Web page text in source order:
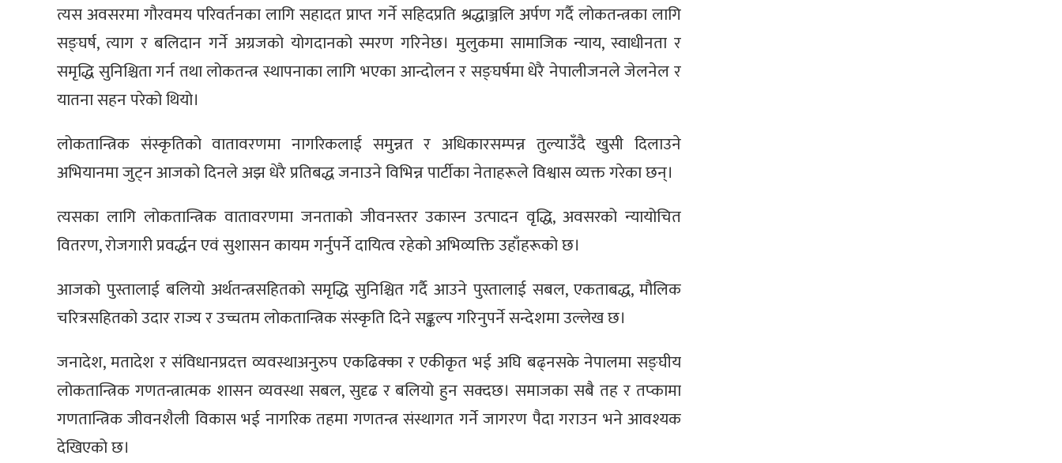
त्यस अवसरमा गौरवमय परिवर्तनका लागि सहादत प्राप्त गर्ने सहिदप्रति श्रद्धाञ्जलि अर्पण गर्दै लोकतन्त्रका लागि
सङ्घर्ष, त्याग र बलिदान गर्ने अग्रजको योगदानको स्मरण गरिनेछ। मुलुकमा सामाजिक न्याय, स्वाधीनता र
समृद्धि सुनिश्चिता गर्न तथा लोकतन्त्र स्थापनाका लागि भएका आन्दोलन र सङ्घर्षमा धेरै नेपालीजनले जेलनेल र
यातना सहन परेको थियो।
लोकतान्त्रिक संस्कृतिको वातावरणमा नागरिकलाई समुन्नत र अधिकारसम्पन्न तुल्याउँदै खुसी दिलाउने
अभियानमा जुट्न आजको दिनले अझ धेरै प्रतिबद्ध जनाउने विभिन्न पार्टीका नेताहरूले विश्वास व्यक्त गरेका छन्।
त्यसका लागि लोकतान्त्रिक वातावरणमा जनताको जीवनस्तर उकास्न उत्पादन वृद्धि, अवसरको न्यायोचित
वितरण, रोजगारी प्रवर्द्धन एवं सुशासन कायम गर्नुपर्ने दायित्व रहेको अभिव्यक्ति उहाँहरूको छ।
आजको पुस्तालाई बलियो अर्थतन्त्रसहितको समृद्धि सुनिश्चित गर्दै आउने पुस्तालाई सबल, एकताबद्ध, मौलिक
चरित्रसहितको उदार राज्य र उच्चतम लोकतान्त्रिक संस्कृति दिने सङ्कल्प गरिनुपर्ने सन्देशमा उल्लेख छ।
जनादेश, मतादेश र संविधानप्रदत्त व्यवस्थाअनुरुप एकढिक्का र एकीकृत भई अघि बढ्नसके नेपालमा सङ्घीय
लोकतान्त्रिक गणतन्त्रात्मक शासन व्यवस्था सबल, सुदृढ र बलियो हुन सक्दछ। समाजका सबै तह र तप्कामा
गणतान्त्रिक जीवनशैली विकास भई नागरिक तहमा गणतन्त्र संस्थागत गर्ने जागरण पैदा गराउन भने आवश्यक
देखिएको छ।